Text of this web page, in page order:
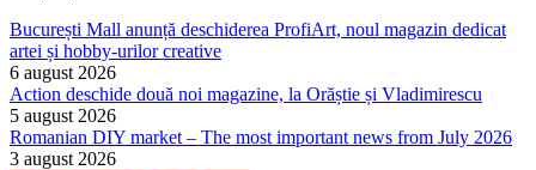
București Mall anunță deschiderea ProfiArt, noul magazin dedicat
artei și hobby-urilor creative
6 august 2026
Action deschide două noi magazine, la Orăștie și Vladimirescu
5 august 2026
Romanian DIY market – The most important news from July 2026
3 august 2026